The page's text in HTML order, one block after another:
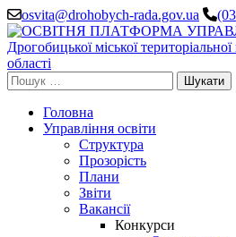
Перейти
до
вмісту
(натисніть
Enter)
osvita@drohobych-rada.gov.ua
Пошук:
Головна
Управління освіти
Структура
Прозорість
Плани
Звіти
Вакансії
Конкурси